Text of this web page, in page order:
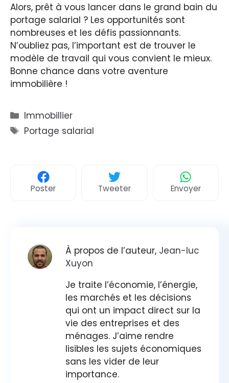
Alors, prêt à vous lancer dans le grand bain du
portage salarial ? Les opportunités sont
nombreuses et les défis passionnants.
N’oubliez pas, l’important est de trouver le
modèle de travail qui vous convient le mieux.
Bonne chance dans votre aventure
immobilière !
Catégories
Immobillier
Étiquettes
Portage salarial
Poster Tweeter Envoyer
À propos de l’auteur, Jean-luc
Xuyon
Je traite l’économie, l’énergie,
les marchés et les décisions
qui ont un impact direct sur la
vie des entreprises et des
ménages. J’aime rendre
lisibles les sujets économiques
sans les vider de leur
importance.